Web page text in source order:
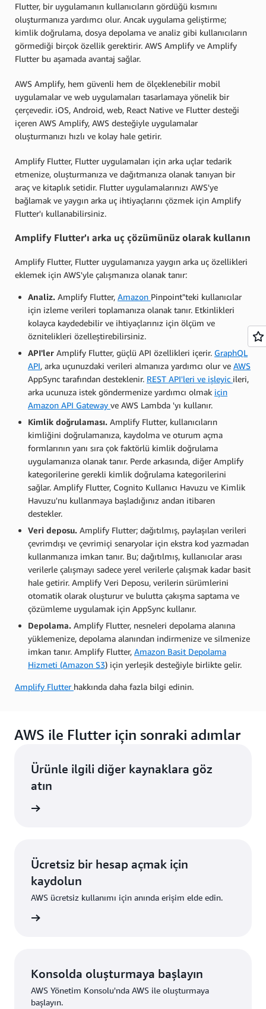
Flutter, bir uygulamanın kullanıcıların gördüğü kısmını
oluşturmanıza yardımcı olur. Ancak uygulama geliştirme;
kimlik doğrulama, dosya depolama ve analiz gibi kullanıcıların
görmediği birçok özellik gerektirir. AWS Amplify ve Amplify
Flutter bu aşamada avantaj sağlar.
AWS Amplify, hem güvenli hem de ölçeklenebilir mobil
uygulamalar ve web uygulamaları tasarlamaya yönelik bir
çerçevedir. iOS, Android, web, React Native ve Flutter desteği
içeren AWS Amplify, AWS desteğiyle uygulamalar
oluşturmanızı hızlı ve kolay hale getirir.
Amplify Flutter, Flutter uygulamaları için arka uçlar tedarik
etmenize, oluşturmanıza ve dağıtmanıza olanak tanıyan bir
araç ve kitaplık setidir. Flutter uygulamalarınızı AWS'ye
bağlamak ve yaygın arka uç ihtiyaçlarını çözmek için Amplify
Flutter'ı kullanabilirsiniz.
Amplify Flutter'ı arka uç çözümünüz olarak kullanın
Amplify Flutter, Flutter uygulamanıza yaygın arka uç özellikleri
eklemek için AWS'yle çalışmanıza olanak tanır:
Analiz. Amplify Flutter, Amazon Pinpoint"teki kullanıcılar
için izleme verileri toplamanıza olanak tanır. Etkinlikleri
kolayca kaydedebilir ve ihtiyaçlarınız için ölçüm ve
öznitelikleri özelleştirebilirsiniz.
API'ler Amplify Flutter, güçlü API özellikleri içerir. GraphQL
API, arka uçunuzdaki verileri almanıza yardımcı olur ve AWS
AppSync tarafından desteklenir. REST API'leri ve işleyic ileri,
arka ucunuza istek göndermenize yardımcı olmak için
Amazon API Gateway ve AWS Lambda 'yı kullanır.
Kimlik doğrulaması. Amplify Flutter, kullanıcıların
kimliğini doğrulamanıza, kaydolma ve oturum açma
formlarının yanı sıra çok faktörlü kimlik doğrulama
uygulamanıza olanak tanır. Perde arkasında, diğer Amplify
kategorilerine gerekli kimlik doğrulama kategorilerini
sağlar. Amplify Flutter, Cognito Kullanıcı Havuzu ve Kimlik
Havuzu'nu kullanmaya başladığınız andan itibaren
destekler.
Veri deposu. Amplify Flutter; dağıtılmış, paylaşılan verileri
çevrimdışı ve çevrimiçi senaryolar için ekstra kod yazmadan
kullanmanıza imkan tanır. Bu; dağıtılmış, kullanıcılar arası
verilerle çalışmayı sadece yerel verilerle çalışmak kadar basit
hale getirir. Amplify Veri Deposu, verilerin sürümlerini
otomatik olarak oluşturur ve bulutta çakışma saptama ve
çözümleme uygulamak için AppSync kullanır.
Depolama. Amplify Flutter, nesneleri depolama alanına
yüklemenize, depolama alanından indirmenize ve silmenize
imkan tanır. Amplify Flutter, Amazon Basit Depolama
Hizmeti (Amazon S3) için yerleşik desteğiyle birlikte gelir.
Amplify Flutter hakkında daha fazla bilgi edinin.
AWS ile Flutter için sonraki adımlar
Ürünle ilgili diğer kaynaklara göz
atın
Ücretsiz bir hesap açmak için
kaydolun
AWS ücretsiz kullanımı için anında erişim elde edin.
Konsolda oluşturmaya başlayın
AWS Yönetim Konsolu'nda AWS ile oluşturmaya
başlayın.